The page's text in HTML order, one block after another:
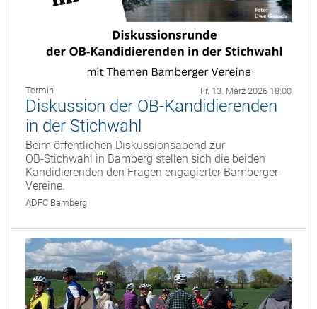
Termin Fr. 13. März 2026 18:00
Diskussion der OB-Kandidierenden
in der Stichwahl
Beim öffentlichen Diskussionsabend zur
OB‑Stichwahl in Bamberg stellen sich die beiden
Kandidierenden den Fragen engagierter Bamberger
Vereine.
ADFC Bamberg